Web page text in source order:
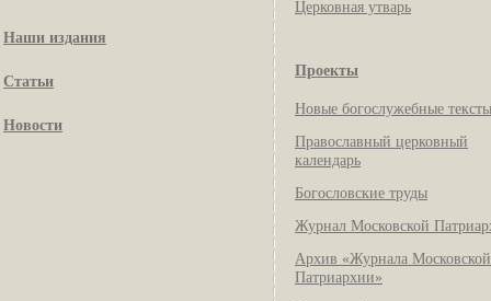
Наши издания
Статьи
Новости
Церковная утварь
Проекты
Новые богослужебные тексты
Православный церковный
календарь
Богословские труды
Журнал Московской
Архив «Журнала Московской
Патриархии»